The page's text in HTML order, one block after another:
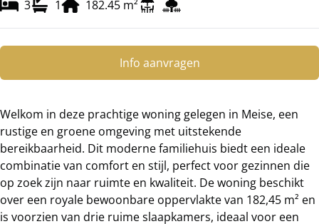
3 1 182.45 m²
Info aanvragen
Welkom in deze prachtige woning gelegen in Meise, een
rustige en groene omgeving met uitstekende
bereikbaarheid. Dit moderne familiehuis biedt een ideale
combinatie van comfort en stijl, perfect voor gezinnen die
op zoek zijn naar ruimte en kwaliteit. De woning beschikt
over een royale bewoonbare oppervlakte van 182,45 m² en
is voorzien van drie ruime slaapkamers, ideaal voor een